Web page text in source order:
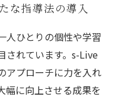
な指導法の導入
人ひとりの個性や学習
されています。s-Live
アプローチに力を入れ
幅に向上させる成果を